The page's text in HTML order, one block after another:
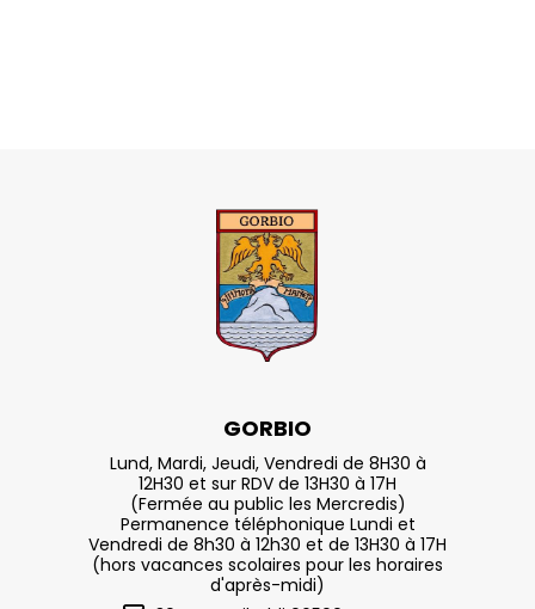
GORBIO
Lund, Mardi, Jeudi, Vendredi de 8H30 à
12H30 et sur RDV de 13H30 à 17H
(Fermée au public les Mercredis)
Permanence téléphonique Lundi et
Vendredi de 8h30 à 12h30 et de 13H30 à 17H
(hors vacances scolaires pour les horaires
d'après-midi)